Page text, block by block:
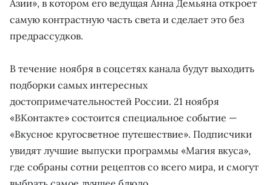
Азии», в котором его ведущая Анна Демьяна откроет
самую контрастную часть света и сделает это без
предрассудков.
В течение ноября в соцсетях канала будут выходить
подборки самых интересных
достопримечательностей России. 21 ноября
«ВКонтакте» состоится специальное событие —
«Вкусное кругосветное путешествие». Подписчики
увидят лучшие выпуски программы «Магия вкуса»,
где собраны сотни рецептов со всего мира, и смогут